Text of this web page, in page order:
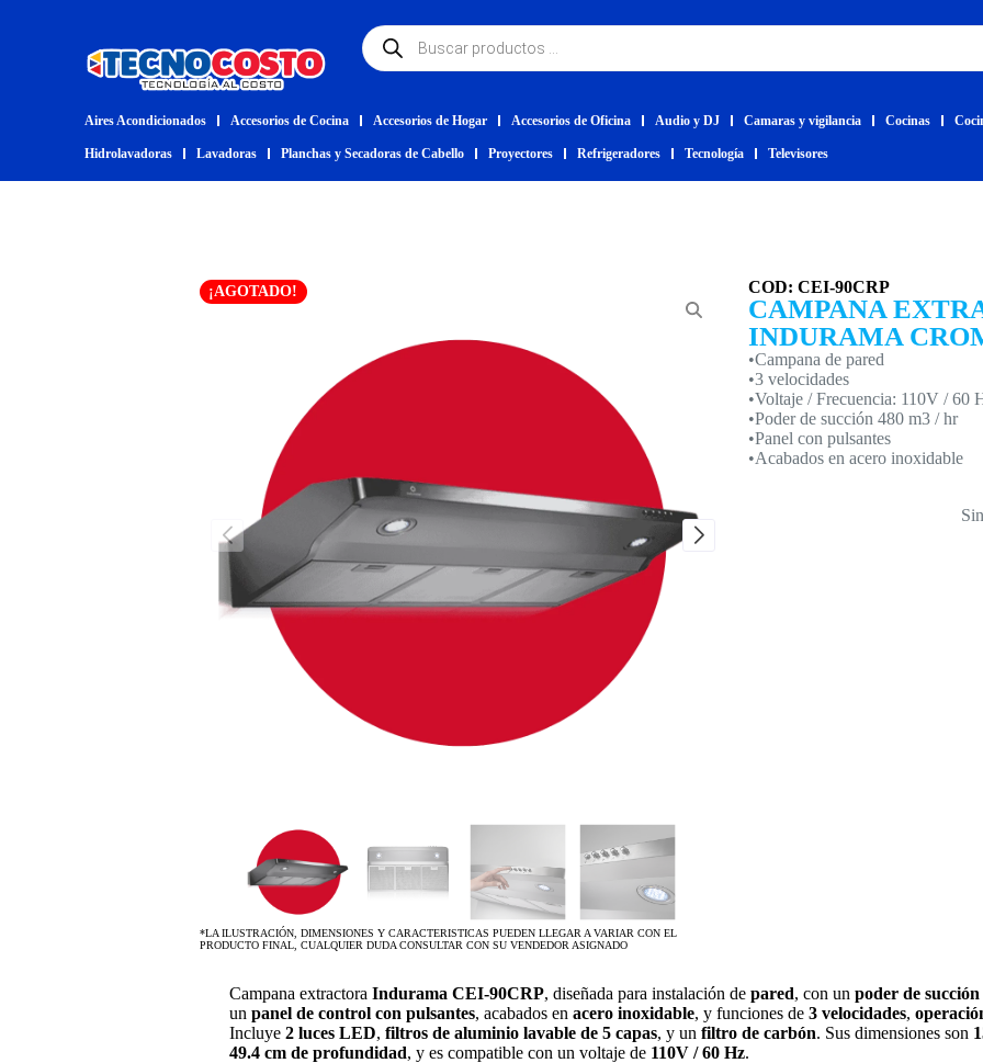
Aires Acondicionados Accesorios de Cocina Accesorios de Hogar Accesorios de Oficina Audio y DJ Camaras y vigilancia Cocinas
Hidrolavadoras Lavadoras Planchas y Secadoras de Cabello Proyectores Refrigeradores Tecnología Televisores
*LA ILUSTRACIÓN, DIMENSIONES Y CARACTERISTICAS PUEDEN LLEGAR A VARIAR CON EL
PRODUCTO FINAL, CUALQUIER DUDA CONSULTAR CON SU VENDEDOR ASIGNADO
COD: CEI-90CRP
CAMPANA
INDURAMA
•Campana de pared
•3 velocidades
•Voltaje / Frecuencia: 110V / 60
•Poder de succión 480 m3 / hr
•Panel con pulsantes
•Acabados en acero inoxidable
Campana extractora Indurama CEI-90CRP, diseñada para instalación de pared, con un poder de
un panel de control con pulsantes, acabados en acero inoxidable, y funciones de 3 velocidades,
Incluye 2 luces LED, filtros de aluminio lavable de 5 capas, y un filtro de carbón. Sus dimensiones son
49.4 cm de profundidad, y es compatible con un voltaje de 110V / 60 Hz.